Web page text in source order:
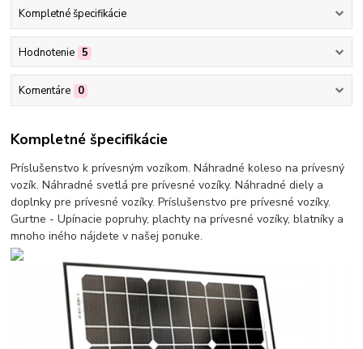
Kompletné špecifikácie
Hodnotenie 5
Komentáre 0
Kompletné špecifikácie
Príslušenstvo k prívesným vozíkom. Náhradné koleso na prívesný
vozík. Náhradné svetlá pre prívesné vozíky. Náhradné diely a
doplnky pre prívesné vozíky. Príslušenstvo pre prívesné vozíky.
Gurtne - Upínacie popruhy, plachty na prívesné vozíky, blatníky a
mnoho iného nájdete v našej ponuke.